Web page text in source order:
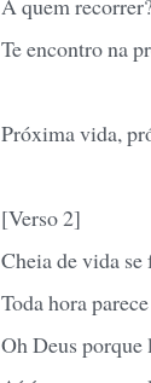
Te encontro na
Próxima vida,
[Verso 2]
Cheia de vida
Toda hora
Oh Deus porque